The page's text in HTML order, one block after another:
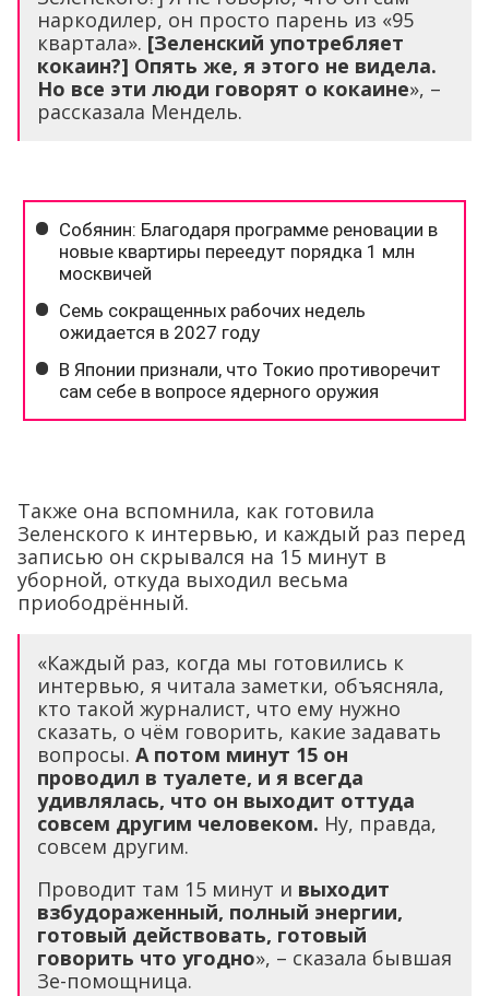
наркодилер, он просто парень из «95
квартала». [Зеленский употребляет
кокаин?] Опять же, я этого не видела.
Но все эти люди говорят о кокаине», –
рассказала Мендель.
Также она вспомнила, как готовила
Зеленского к интервью, и каждый раз перед
записью он скрывался на 15 минут в
уборной, откуда выходил весьма
приободрённый.
«Каждый раз, когда мы готовились к
интервью, я читала заметки, объясняла,
кто такой журналист, что ему нужно
сказать, о чём говорить, какие задавать
вопросы. А потом минут 15 он
проводил в туалете, и я всегда
удивлялась, что он выходит оттуда
совсем другим человеком. Ну, правда,
совсем другим.
Проводит там 15 минут и выходит
взбудораженный, полный энергии,
готовый действовать, готовый
говорить что угодно», – сказала бывшая
Зе-помощница.